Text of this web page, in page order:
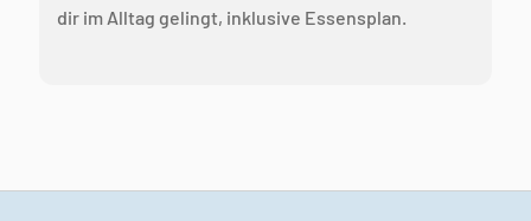
dir im Alltag gelingt, inklusive Essensplan.